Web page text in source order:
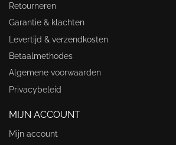
Retourneren
Garantie & klachten
Levertijd & verzendkosten
Betaalmethodes
Algemene voorwaarden
Privacybeleid
MIJN ACCOUNT
Mijn account